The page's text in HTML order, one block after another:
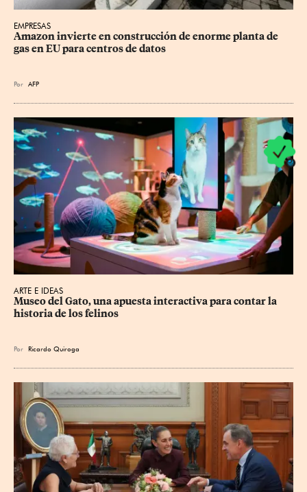
EMPRESAS
Amazon invierte en construcción de enorme planta de
gas en EU para centros de datos
Por AFP
ARTE E IDEAS
Museo del Gato, una apuesta interactiva para contar la
historia de los felinos
Por Ricardo Quiroga